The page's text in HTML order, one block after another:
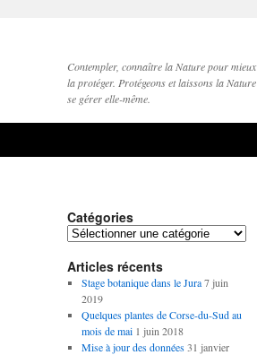
Contempler, connaître la Nature pour mieux
la protéger. Protégeons et laissons la Nature
se gérer elle-même.
Catégories
Catégories
Articles récents
Stage botanique dans le Jura 7 juin
2019
Quelques plantes de Corse-du-Sud au
mois de mai 1 juin 2018
Mise à jour des données 31 janvier